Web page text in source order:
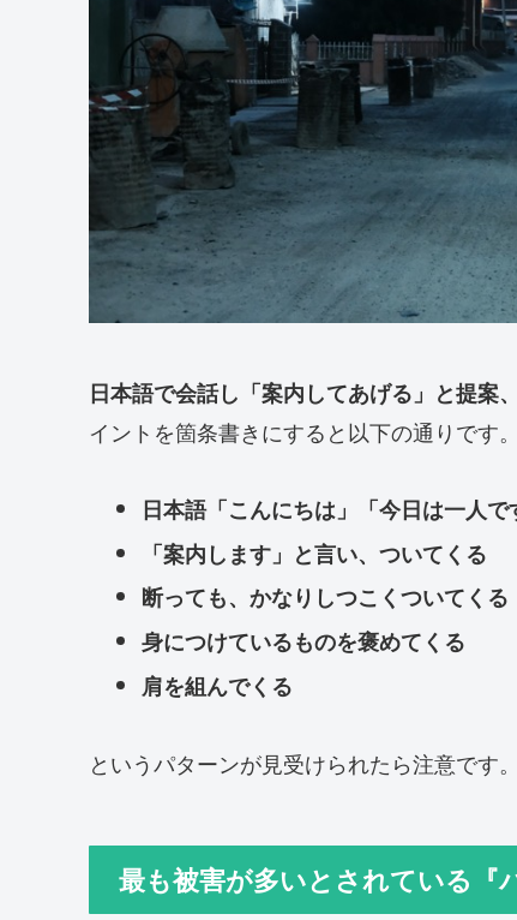
日本語で会話し「案内してあげる」と提案
イントを箇条書きにすると以下の通りです。
日本語「こんにちは」「今日は一人
「案内します」と言い、ついてくる
断っても、かなりしつこくついてくる
身につけているものを褒めてくる
肩を組んでくる
というパターンが見受けられたら注意です。
最も被害が多いとされている『